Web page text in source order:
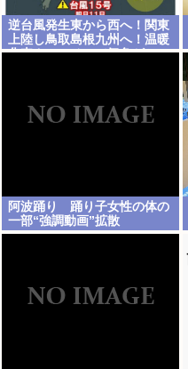
逆台風発生東から西へ！関東
上陸し鳥取島根九州へ！温暖
化車カスのせいで気象がシッ
阿波踊り 踊り子女性の体の
一部“強調動画”拡散